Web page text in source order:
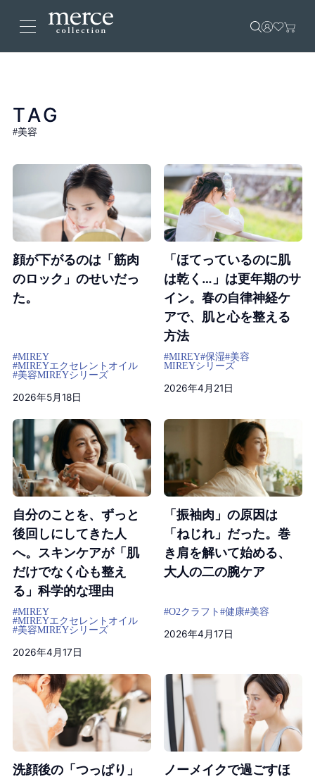
TAG
#美容
顔が下がるのは「筋肉
のロック」のせいだっ
た。
#MIREY
#MIREYエクセレントオイル
#美容MIREYシリーズ
2026年5月18日
「ほてっているのに肌
は乾く…」は更年期のサ
イン。春の自律神経ケ
アで、肌と心を整える
方法
#MIREY#保湿#美容
MIREYシリーズ
2026年4月21日
自分のことを、ずっと
後回しにしてきた人
へ。スキンケアが「肌
だけでなく心も整え
る」科学的な理由
#MIREY
#MIREYエクセレントオイル
#美容MIREYシリーズ
2026年4月17日
「振袖肉」の原因は
「ねじれ」だった。巻
き肩を解いて始める、
大人の二の腕ケア
#O2クラフト#健康#美容
2026年4月17日
洗顔後の「つっぱり」
ノーメイクで過ごすほ